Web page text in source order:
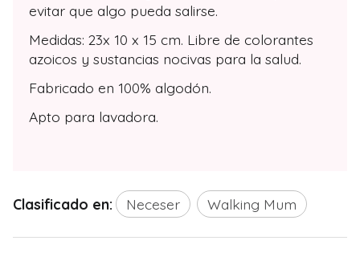
evitar que algo pueda salirse.
Medidas: 23x 10 x 15 cm. Libre de colorantes
azoicos y sustancias nocivas para la salud.
Fabricado en 100% algodón.
Apto para lavadora.
Clasificado en: Neceser Walking Mum